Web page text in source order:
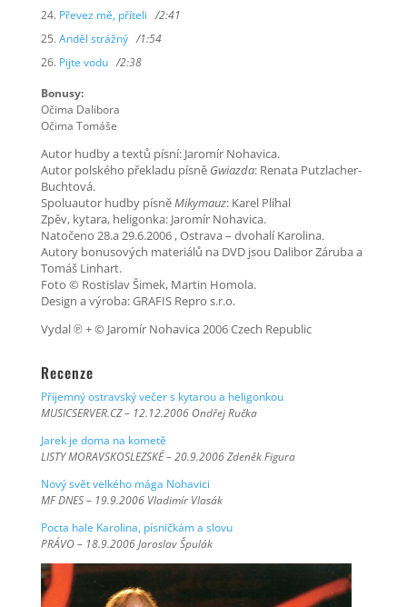
Převez mě, příteli /2:41
Anděl strážný /1:54
Pijte vodu /2:38
Bonusy:
Očima Dalibora
Očima Tomáše
Autor hudby a textů písní: Jaromír Nohavica.
Autor polského překladu písně Gwiazda: Renata Putzlacher-
Buchtová.
Spoluautor hudby písněMikymauz: Karel Plíhal
Zpěv, kytara, heligonka: Jaromír Nohavica.
Natočeno 28.a 29.6.2006 , Ostrava – dvohalí Karolina.
Autory bonusových materiálů na DVD jsou Dalibor Záruba a
Tomáš Linhart.
Foto © Rostislav Šimek, Martin Homola.
Design a výroba: GRAFIS Repro s.r.o.
Vydal ℗ + © Jaromír Nohavica 2006 Czech Republic
Recenze
Příjemný ostravský večer s kytarou a heligonkou
MUSICSERVER.CZ – 12.12.2006 Ondřej Ručka
Jarek je doma na kometě
LISTY MORAVSKOSLEZSKÉ – 20.9.2006 Zdeněk Figura
Nový svět velkého mága Nohavici
MF DNES – 19.9.2006 Vladimír Vlasák
Pocta hale Karolina, písničkám a slovu
PRÁVO – 18.9.2006 Jaroslav Špulák